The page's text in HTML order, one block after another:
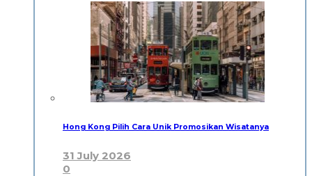
Hong Kong Pilih Cara Unik Promosikan Wisatanya
31 July 2026
0